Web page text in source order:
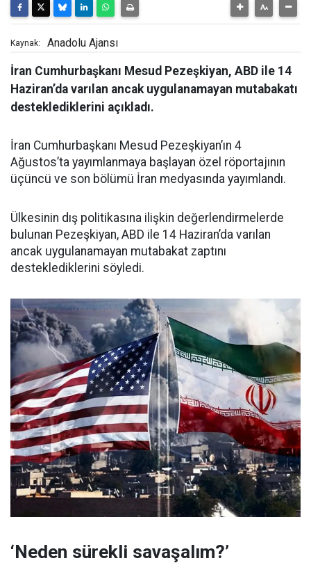
Kaynak: Anadolu Ajansı
İran Cumhurbaşkanı Mesud Pezeşkiyan, ABD ile 14
Haziran’da varılan ancak uygulanamayan mutabakatı
desteklediklerini açıkladı.
İran Cumhurbaşkanı Mesud Pezeşkiyan’ın 4
Ağustos’ta yayımlanmaya başlayan özel röportajının
üçüncü ve son bölümü İran medyasında yayımlandı.
Ülkesinin dış politikasına ilişkin değerlendirmelerde
bulunan Pezeşkiyan, ABD ile 14 Haziran’da varılan
ancak uygulanamayan mutabakat zaptını
desteklediklerini söyledi.
‘Neden sürekli savaşalım?’